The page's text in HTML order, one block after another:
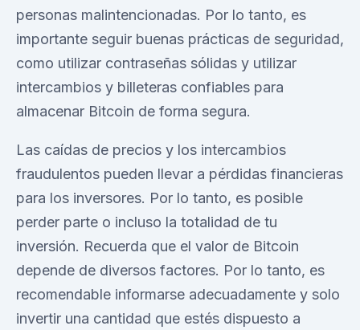
personas malintencionadas. Por lo tanto, es
importante seguir buenas prácticas de seguridad,
como utilizar contraseñas sólidas y utilizar
intercambios y billeteras confiables para
almacenar Bitcoin de forma segura.
Las caídas de precios y los intercambios
fraudulentos pueden llevar a pérdidas financieras
para los inversores. Por lo tanto, es posible
perder parte o incluso la totalidad de tu
inversión. Recuerda que el valor de Bitcoin
depende de diversos factores. Por lo tanto, es
recomendable informarse adecuadamente y solo
invertir una cantidad que estés dispuesto a